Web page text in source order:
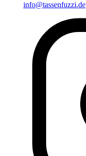
info@tassenfuzzi.de